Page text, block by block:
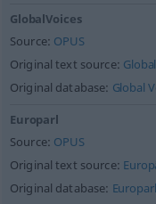
GlobalVoices
Source: OPUS
Original text source:
Original database: Global
Europarl
Source: OPUS
Original text source:
Original database: